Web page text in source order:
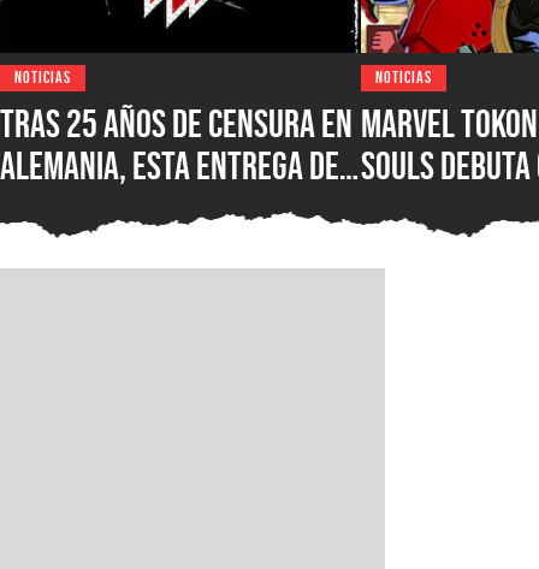
NOTICIAS
Tras 25 años de censura en
Alemania, esta entrega de
Wolfenstein por fin está
disponible en su versión
NOTICIAS
Marvel
Souls debuta
reseñas
Steam,